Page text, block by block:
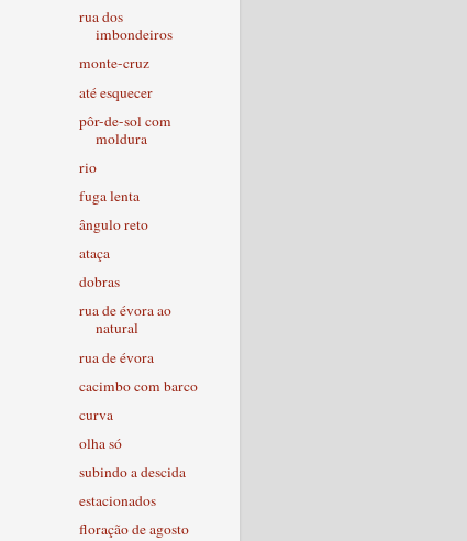
rua dos
imbondeiros
monte-cruz
até esquecer
pôr-de-sol com
moldura
rio
fuga lenta
ângulo reto
ataça
dobras
rua de évora ao
natural
rua de évora
cacimbo com barco
curva
olha só
subindo a descida
estacionados
floração de agosto